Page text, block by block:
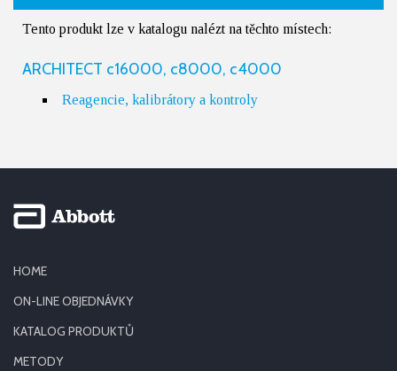
Tento produkt lze v katalogu nalézt na těchto místech:
ARCHITECT c16000, c8000, c4000
Reagencie, kalibrátory a kontroly
HOME
ON-LINE OBJEDNÁVKY
KATALOG PRODUKTŮ
METODY